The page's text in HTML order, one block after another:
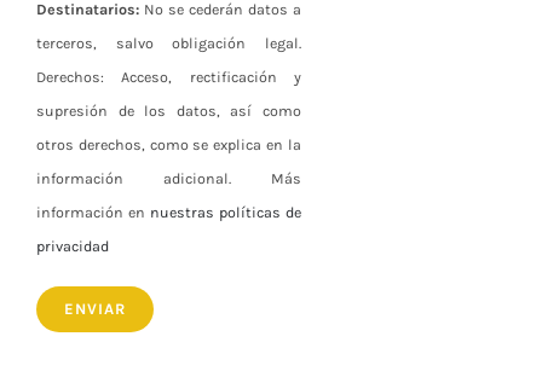
Destinatarios: No se cederán datos a
terceros, salvo obligación legal.
Derechos: Acceso, rectificación y
supresión de los datos, así como
otros derechos, como se explica en la
información adicional. Más
información en nuestras políticas de
privacidad